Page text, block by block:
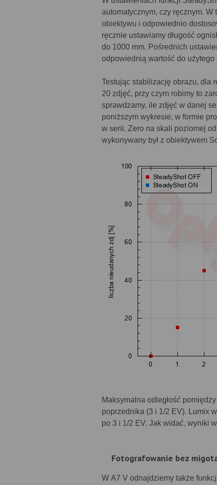
automatycznym, czy ręcznym.
obiektywu i odpowiednio
ręcznie ustawiamy długość
do 1000 mm. Pośrednich
odpowiednią wartość do użytego
Testując stabilizację obrazu, dla
20 zdjęć, przy czym robimy to
sprawdzamy, ile zdjęć w danej
poniższym wykresie, w formie
w serii. Zero na skali poziomej
wykonywany był z obiektywem
Maksymalna odległość
poprzednika (3 i 1/2 EV). Lumix
po 3 i 1/2 EV. Jak widać, wyniki
Fotografowanie bez
W A7 V odnajdziemy także